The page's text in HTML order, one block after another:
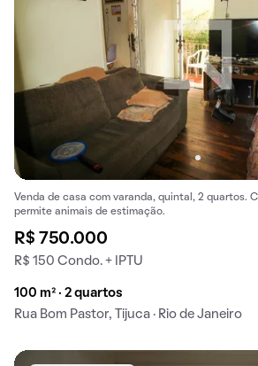
Venda de casa com varanda, quintal, 2 quartos.
permite animais de estimação.
R$ 750.000
R$ 150 Condo. + IPTU
100 m² · 2 quartos
Rua Bom Pastor, Tijuca · Rio de Janeiro